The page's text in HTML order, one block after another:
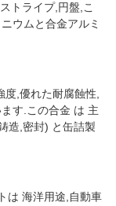
トライプ,円盤,こ
ウムと合金アルミ
度,優れた耐腐蝕性,
す.この合金 は 主
造,密封) と缶詰製
は 海洋用途,自動車